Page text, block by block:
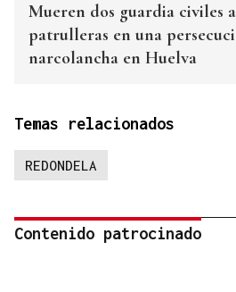
Mueren dos guardia civiles
patrulleras en una
narcolancha en Huelva
Temas relacionados
REDONDELA
Contenido patrocinado